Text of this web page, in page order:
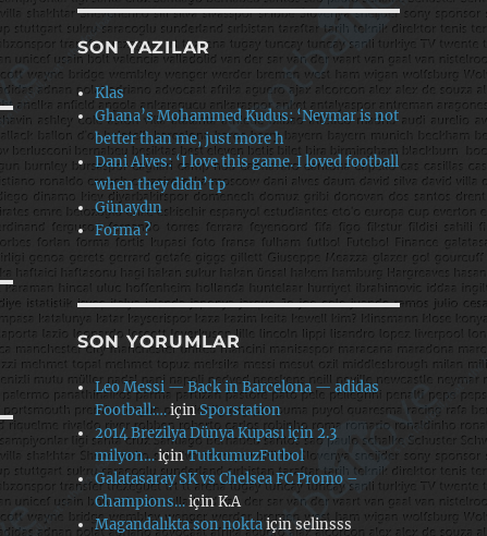
SON YAZILAR
Klas
Ghana’s Mohammed Kudus: ‘Neymar is not
better than me, just more h
Dani Alves: ‘I love this game. I loved football
when they didn’t p
Günaydın
Forma ?
SON YORUMLAR
Leo Messi — Back in Barcelona — adidas
Football:…içinSporstation
2014 Brezilya Dünya Kupası için 2.3
milyon…içinTutkumuzFutbol
Galatasaray SK vs Chelsea FC Promo –
Champions…içinK.A
Magandalıkta son noktaiçinselinsss